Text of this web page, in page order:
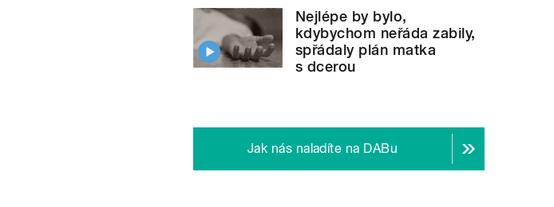
Nejlépe by bylo,
kdybychom neřáda zabily,
spřádaly plán matka
s dcerou
Jak nás naladíte na DABu